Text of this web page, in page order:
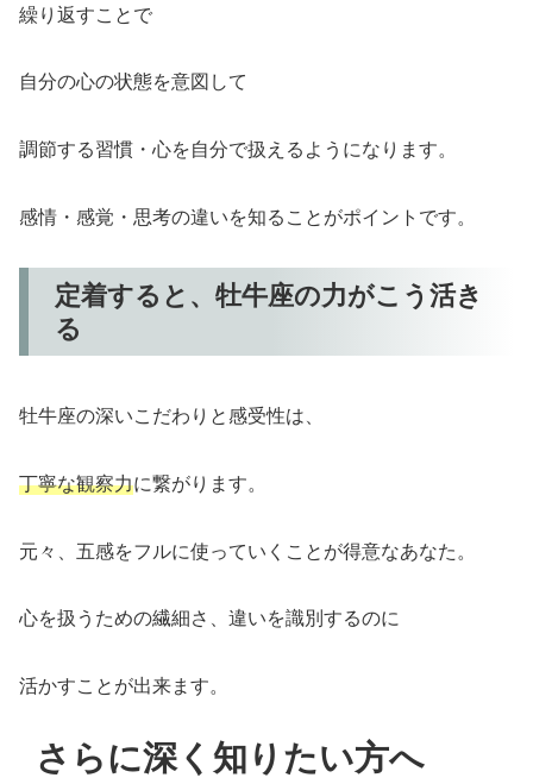
繰り返すことで
自分の心の状態を意図して
調節する習慣・心を自分で扱えるようになります。
感情・感覚・思考の違いを知ることがポイントです。
定着すると、牡牛座の力がこう活き
る
牡牛座の深いこだわりと感受性は、
丁寧な観察力に繋がります。
元々、五感をフルに使っていくことが得意なあなた。
心を扱うための繊細さ、違いを識別するのに
活かすことが出来ます。
さらに深く知りたい方へ